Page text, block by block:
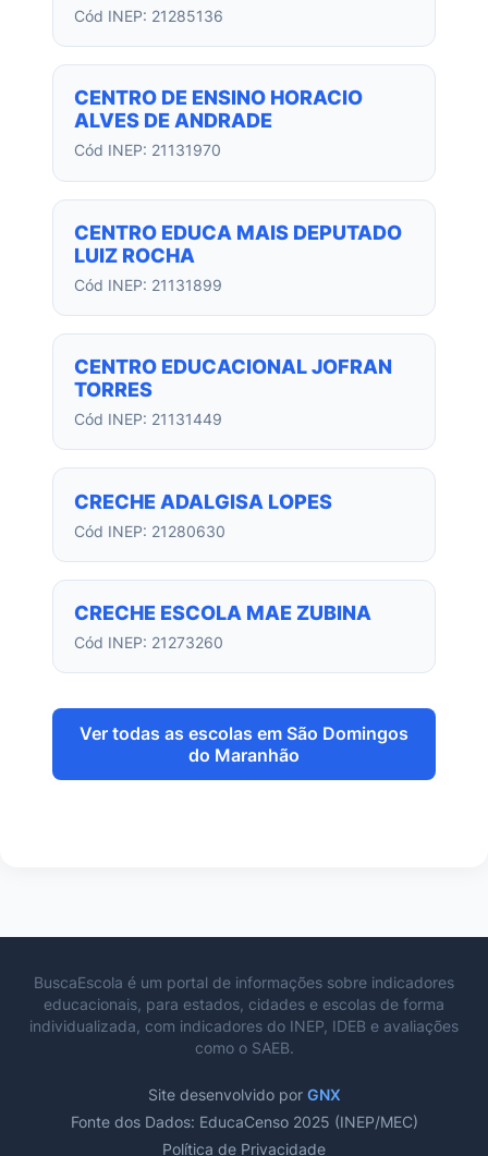
Cód INEP: 21285136
CENTRO DE ENSINO HORACIO
ALVES DE ANDRADE
Cód INEP: 21131970
CENTRO EDUCA MAIS DEPUTADO
LUIZ ROCHA
Cód INEP: 21131899
CENTRO EDUCACIONAL JOFRAN
TORRES
Cód INEP: 21131449
CRECHE ADALGISA LOPES
Cód INEP: 21280630
CRECHE ESCOLA MAE ZUBINA
Cód INEP: 21273260
Ver todas as escolas em São Domingos
do Maranhão
BuscaEscola é um portal de informações sobre indicadores
educacionais, para estados, cidades e escolas de forma
individualizada, com indicadores do INEP, IDEB e avaliações
como o SAEB.
Site desenvolvido por GNX
Fonte dos Dados: EducaCenso 2025 (INEP/MEC)
Política de Privacidade